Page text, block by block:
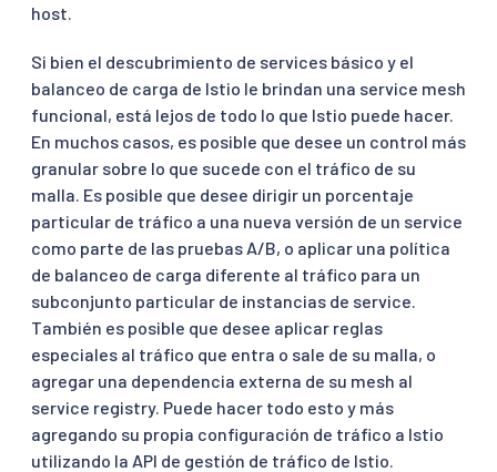
host.
Si bien el descubrimiento de services básico y el
balanceo de carga de Istio le brindan una service mesh
funcional, está lejos de todo lo que Istio puede hacer.
En muchos casos, es posible que desee un control más
granular sobre lo que sucede con el tráfico de su
malla. Es posible que desee dirigir un porcentaje
particular de tráfico a una nueva versión de un service
como parte de las pruebas A/B, o aplicar una política
de balanceo de carga diferente al tráfico para un
subconjunto particular de instancias de service.
También es posible que desee aplicar reglas
especiales al tráfico que entra o sale de su malla, o
agregar una dependencia externa de su mesh al
service registry. Puede hacer todo esto y más
agregando su propia configuración de tráfico a Istio
utilizando la API de gestión de tráfico de Istio.